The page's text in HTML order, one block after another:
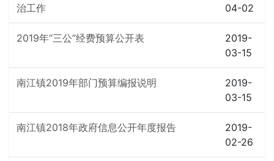
治工作
04-02
2019年“三公”经费预算公开表
2019-
03-15
南江镇2019年部门预算编报说明
2019-
03-15
南江镇2018年政府信息公开年度报告
2019-
02-26